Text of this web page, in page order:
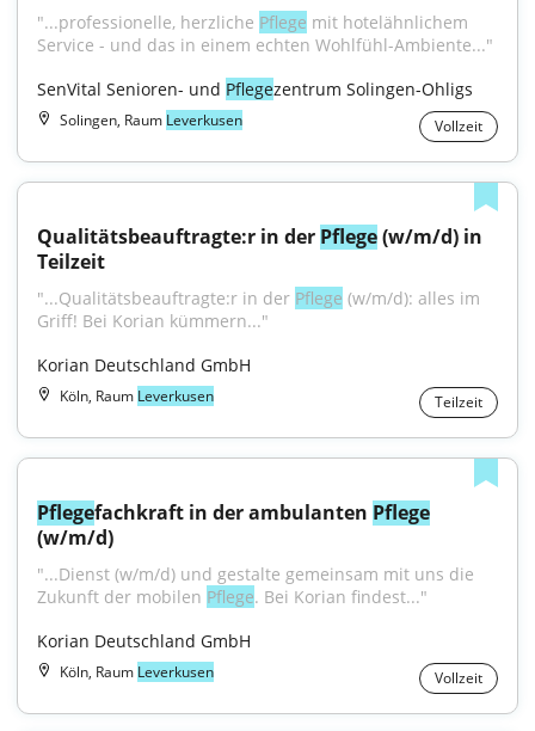
"...professionelle, herzliche Pflege mit hotelähnlichem
Service - und das in einem echten Wohlfühl-Ambiente..."
SenVital Senioren- und Pflegezentrum Solingen-Ohligs
Solingen, Raum Leverkusen Vollzeit
Qualitätsbeauftragte:r in der Pflege (w/m/d) in
Teilzeit
"...Qualitätsbeauftragte:r in der Pflege (w/m/d): alles im
Griff! Bei Korian kümmern..."
Korian Deutschland GmbH
Köln, Raum Leverkusen Teilzeit
Pflegefachkraft in der ambulanten Pflege
(w/m/d)
"...Dienst (w/m/d) und gestalte gemeinsam mit uns die
Zukunft der mobilen Pflege. Bei Korian findest..."
Korian Deutschland GmbH
Köln, Raum Leverkusen Vollzeit